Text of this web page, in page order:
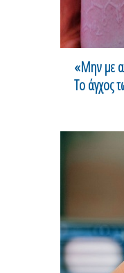
«Μην με
Το άγχος